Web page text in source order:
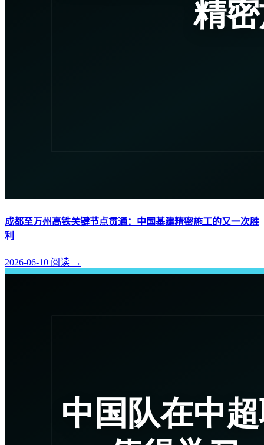
成都至万州高铁关键节点贯通：中国基建精密施工的又一次胜
利
2026-06-10 阅读 →